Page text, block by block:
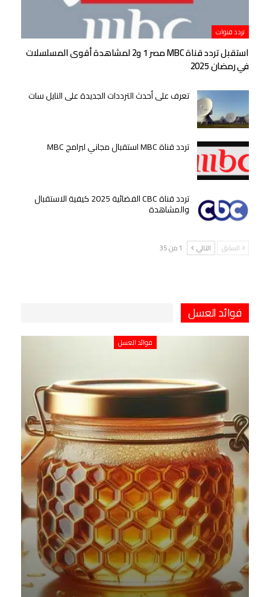
تردد قنوات
استقبل تردد قناة MBC مصر 1 و2 لمشاهدة أقوى المسلسلات
في رمضان 2025
تعرف على أحدث الترددات الجديدة على النايل سات
تردد قناة MBC استقبال مجاني لبرامج MBC
تردد قناة CBC الفضائية 2025 كيفية الاستقبال
والمشاهدة
السابق التالي 1 من 35
فوائد العسل
فوائد العسل